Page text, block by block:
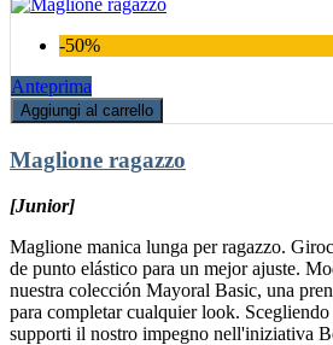
-50%
Anteprima
Aggiungi al carrello
Maglione ragazzo
[Junior]
Maglione manica lunga per ragazzo.
de punto elástico para un mejor ajuste.
nuestra colección Mayoral Basic, una
para completar cualquier look.
supporti il nostro impegno nell'iniziativa